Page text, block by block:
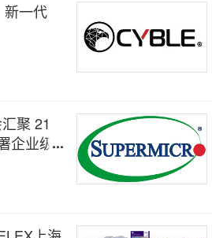
新一代
聚 21
企业级